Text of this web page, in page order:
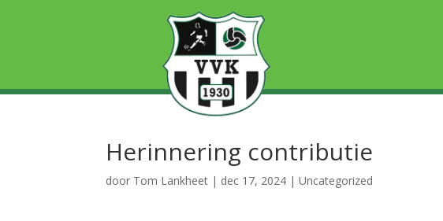
Herinnering contributie
door Tom Lankheet | dec 17, 2024 |Uncategorized